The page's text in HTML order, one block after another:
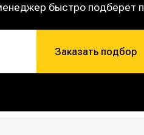
быстро подберет
Заказать подбор